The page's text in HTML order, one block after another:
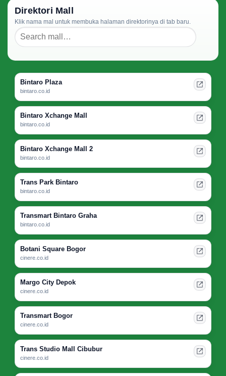
Direktori Mall
Klik nama mal untuk membuka halaman direktorinya di tab baru.
Bintaro Plaza
bintaro.co.id
Bintaro Xchange Mall
bintaro.co.id
Bintaro Xchange Mall 2
bintaro.co.id
Trans Park Bintaro
bintaro.co.id
Transmart Bintaro Graha
bintaro.co.id
Botani Square Bogor
cinere.co.id
Margo City Depok
cinere.co.id
Transmart Bogor
cinere.co.id
Trans Studio Mall Cibubur
cinere.co.id